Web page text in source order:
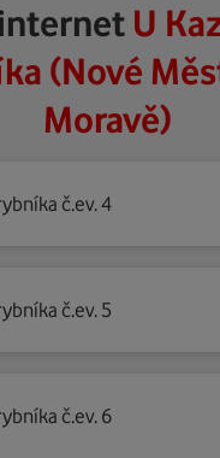
U
(Nové
Moravě)
č.ev. 4
č.ev. 5
č.ev. 6